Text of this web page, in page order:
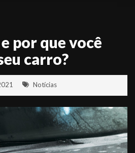
por que você
carro?
Notícias